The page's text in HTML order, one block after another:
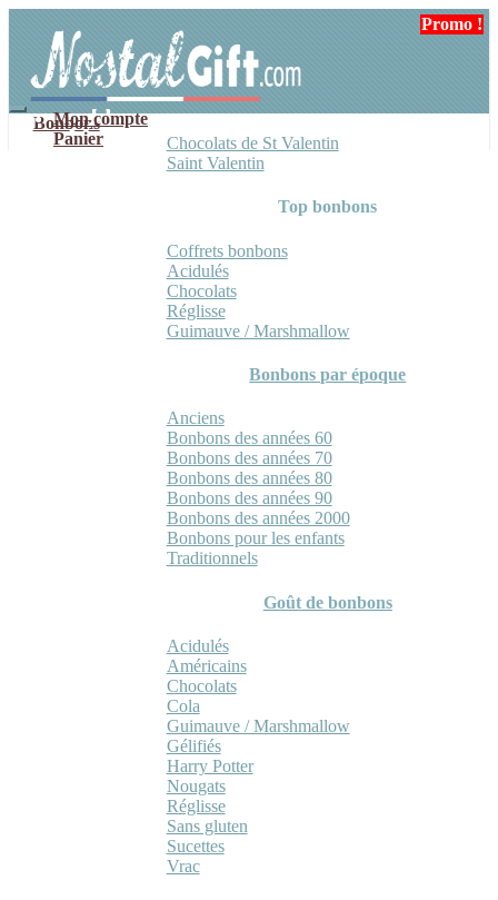
navigation
contenu
Mon compte
Panier
Bonbons
Chocolats de St Valentin
Saint Valentin
Top bonbons
Coffrets bonbons
Acidulés
Chocolats
Réglisse
Guimauve / Marshmallow
Bonbons par époque
Anciens
Bonbons des années 60
Bonbons des années 70
Bonbons des années 80
Bonbons des années 90
Bonbons des années 2000
Bonbons pour les enfants
Traditionnels
Goût de bonbons
Acidulés
Américains
Chocolats
Cola
Guimauve / Marshmallow
Gélifiés
Harry Potter
Nougats
Réglisse
Sans gluten
Sucettes
Vrac
Promo !
Promo !